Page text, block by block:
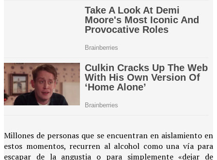
Millones de personas que se encuentran en aislamiento en
estos momentos, recurren al alcohol como una vía para
escapar de la angustia o para simplemente «dejar de